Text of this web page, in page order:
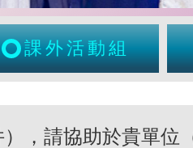
課外活動組
，請協助於貴單位